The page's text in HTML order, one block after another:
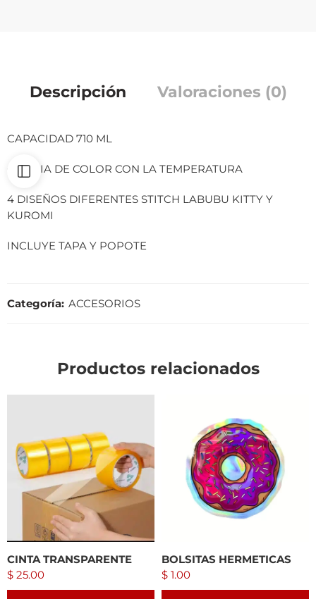
Descripción Valoraciones (0)
CAPACIDAD 710 ML
CAMBIA DE COLOR CON LA TEMPERATURA
4 DISEÑOS DIFERENTES STITCH LABUBU KITTY Y
KUROMI
INCLUYE TAPA Y POPOTE
Categoría: ACCESORIOS
Productos relacionados
CINTA TRANSPARENTE
$ 25.00
BOLSITAS HERMETICAS
$ 1.00